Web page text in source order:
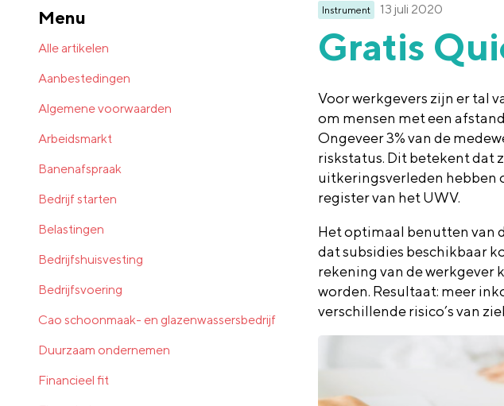
Instrument 13 juli 2020
Gratis
Voor werkgevers zijn er tal
om mensen met een
Ongeveer 3% van de
riskstatus. Dit betekent dat
uitkeringsverleden hebben
register van het UWV.
Het optimaal benutten van
dat subsidies beschikbaar
rekening van de werkgever
worden. Resultaat: meer
verschillende risico’s van
Menu
Alle artikelen
Aanbestedingen
Algemene voorwaarden
Arbeidsmarkt
Banenafspraak
Bedrijf starten
Belastingen
Bedrijfshuisvesting
Bedrijfsvoering
Cao schoonmaak- en glazenwassersbedrijf
Duurzaam ondernemen
Financieel fit